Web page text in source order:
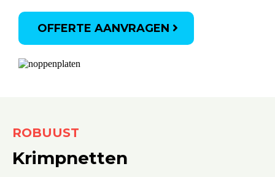
OFFERTE AANVRAGEN
ROBUUST
Krimpnetten